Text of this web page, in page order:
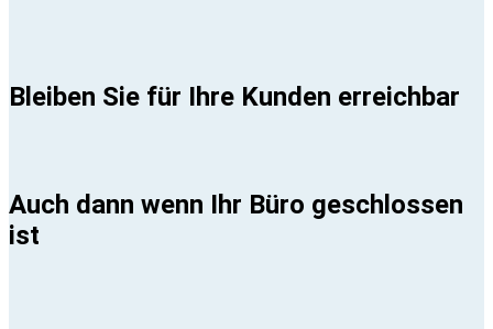
Bleiben Sie für Ihre Kunden erreichbar
Auch dann wenn Ihr Büro geschlossen
ist